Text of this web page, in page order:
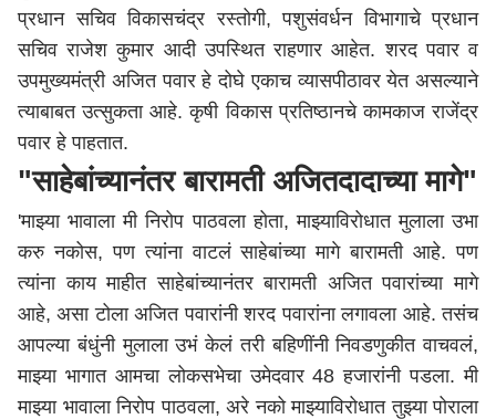
प्रधान सचिव विकासचंद्र रस्तोगी, पशुसंवर्धन विभागाचे प्रधान
सचिव राजेश कुमार आदी उपस्थित राहणार आहेत. शरद पवार व
उपमुख्यमंत्री अजित पवार हे दोघे एकाच व्यासपीठावर येत असल्याने
त्याबाबत उत्सुकता आहे. कृषी विकास प्रतिष्ठानचे कामकाज राजेंद्र
पवार हे पाहतात.
"साहेबांच्यानंतर बारामती अजितदादाच्या मागे"
'माझ्या भावाला मी निरोप पाठवला होता, माझ्याविरोधात मुलाला उभा
करु नकोस, पण त्यांना वाटलं साहेबांच्या मागे बारामती आहे. पण
त्यांना काय माहीत साहेबांच्यानंतर बारामती अजित पवारांच्या मागे
आहे, असा टोला अजित पवारांनी शरद पवारांना लगावला आहे. तसंच
आपल्या बंधुंनी मुलाला उभं केलं तरी बहिणींनी निवडणुकीत वाचवलं,
माझ्या भागात आमचा लोकसभेचा उमेदवार 48 हजारांनी पडला. मी
माझ्या भावाला निरोप पाठवला, अरे नको माझ्याविरोधात तुझ्या पोराला